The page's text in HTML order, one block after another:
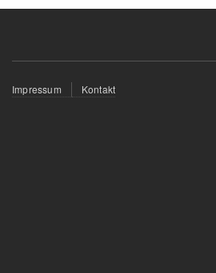
Fußzeilenmenü
Impressum Kontakt